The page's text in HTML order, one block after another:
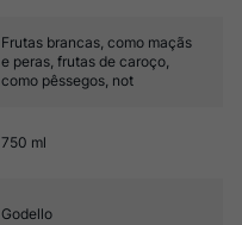
Frutas brancas, como maçãs
e peras, frutas de caroço,
como pêssegos, not
750 ml
Godello